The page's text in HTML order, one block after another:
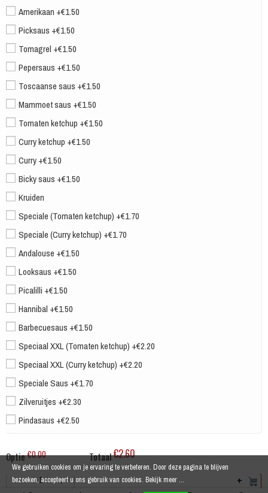
Amerikaan +€1.50
Picksaus +€1.50
Tomagrel +€1.50
Pepersaus +€1.50
Toscaanse saus +€1.50
Mammoet saus +€1.50
Tomaten ketchup +€1.50
Curry ketchup +€1.50
Curry +€1.50
Bicky saus +€1.50
Kruiden
Speciale (Tomaten ketchup) +€1.70
Speciale (Curry ketchup) +€1.70
Andalouse +€1.50
Looksaus +€1.50
Picalilli +€1.50
Hannibal +€1.50
Barbecuesaus +€1.50
Speciaal XXL (Tomaten ketchup) +€2.20
Speciaal XXL (Curry ketchup) +€2.20
Speciale Saus +€1.70
Zilveruitjes +€2.30
Pindasaus +€2.50
Optie €0.00 Totaal€2.60
- + +
We gebruiken cookies om je ervaring te verbeteren. Door deze pagina te blijven
bezoeken, accepteert u ons gebruik van cookies. Bekijk meer ...